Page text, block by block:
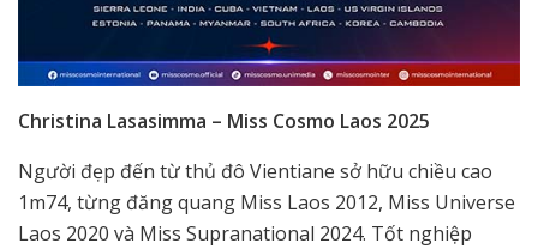
Christina Lasasimma – Miss Cosmo Laos 2025
Người đẹp đến từ thủ đô Vientiane sở hữu chiều cao
1m74, từng đăng quang Miss Laos 2012, Miss Universe
Laos 2020 và Miss Supranational 2024. Tốt nghiệp